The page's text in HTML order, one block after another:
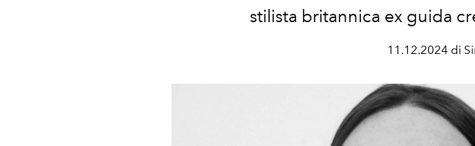
stilista britannica ex guida
11.12.2024 di